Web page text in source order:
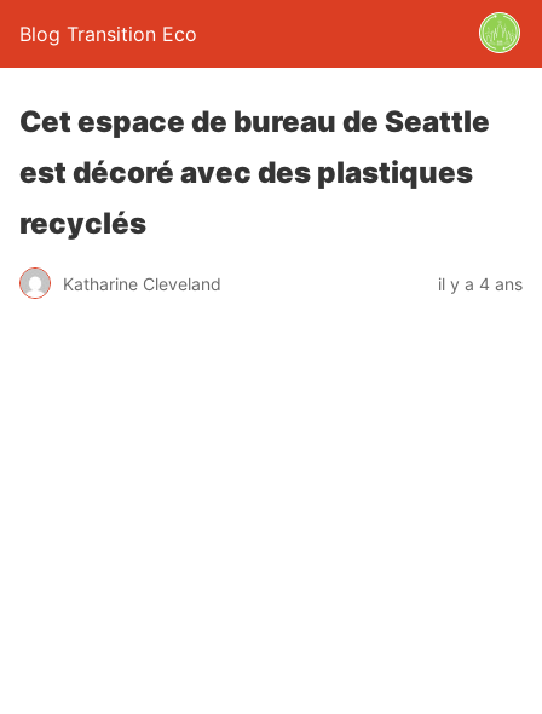
Blog Transition Eco
Cet espace de bureau de Seattle
est décoré avec des plastiques
recyclés
Katharine Cleveland il y a 4 ans